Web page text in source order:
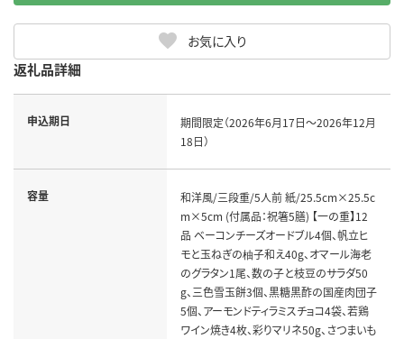
お気に入り
返礼品詳細
申込期日
期間限定（2026年6月17日～2026年12月
18日）
容量
和洋風/三段重/5人前 紙/25.5cm×25.5c
m×5cm (付属品：祝箸5膳) 【一の重】12
品 ベーコンチーズオードブル4個、帆立ヒ
モと玉ねぎの柚子和え40g、オマール海老
のグラタン1尾、数の子と枝豆のサラダ50
g、三色雪玉餅3個、黒糖黒酢の国産肉団子
5個、アーモンドティラミスチョコ4袋、若鶏
ワイン焼き4枚、彩りマリネ50g、さつまいも